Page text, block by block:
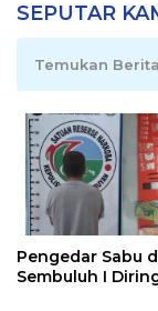
SEPUTAR
Temukan
Pengedar Sabu
Sembuluh I